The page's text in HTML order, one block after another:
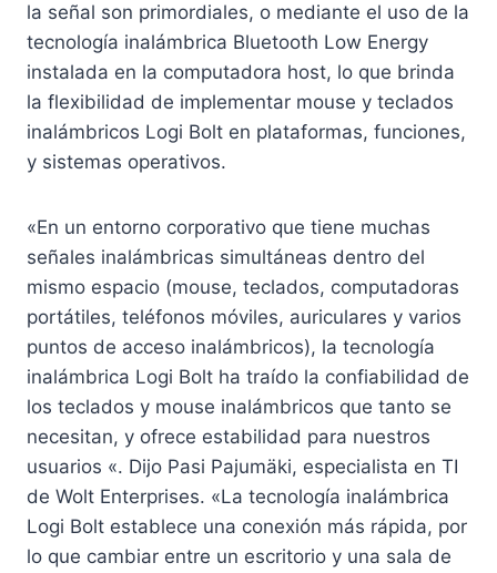
la señal son primordiales, o mediante el uso de la
tecnología inalámbrica Bluetooth Low Energy
instalada en la computadora host, lo que brinda
la flexibilidad de implementar mouse y teclados
inalámbricos Logi Bolt en plataformas, funciones,
y sistemas operativos.
«En un entorno corporativo que tiene muchas
señales inalámbricas simultáneas dentro del
mismo espacio (mouse, teclados, computadoras
portátiles, teléfonos móviles, auriculares y varios
puntos de acceso inalámbricos), la tecnología
inalámbrica Logi Bolt ha traído la confiabilidad de
los teclados y mouse inalámbricos que tanto se
necesitan, y ofrece estabilidad para nuestros
usuarios «. Dijo Pasi Pajumäki, especialista en TI
de Wolt Enterprises. «La tecnología inalámbrica
Logi Bolt establece una conexión más rápida, por
lo que cambiar entre un escritorio y una sala de